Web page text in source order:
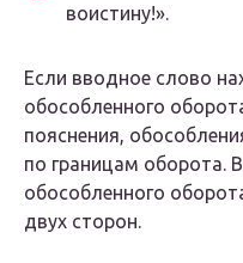
воистину!».
Если вводное слово
обособленного
пояснения,
по границам оборота.
обособленного
двух сторон.